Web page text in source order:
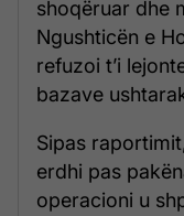
shoqëruar dhe
Ngushticën e
refuzoi t’i
bazave
Sipas
erdhi pas
operacioni u